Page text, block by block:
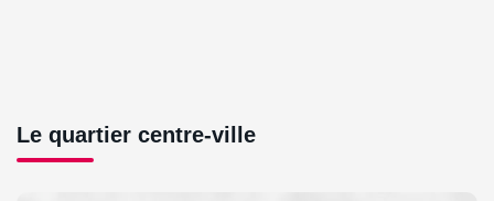
Le quartier centre-ville